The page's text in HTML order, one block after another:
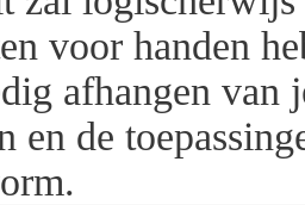
voor handen
afhangen
en de